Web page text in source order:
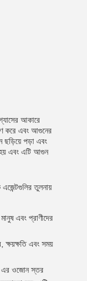
আকারে
করে এবং আগুনের
পড়া এবং
হয় এবং এটি আগুন
তুলনায়
এবং প্রাণীদের
ক্ষয়ক্ষতি এবং সময়
এর ওজোন স্তর